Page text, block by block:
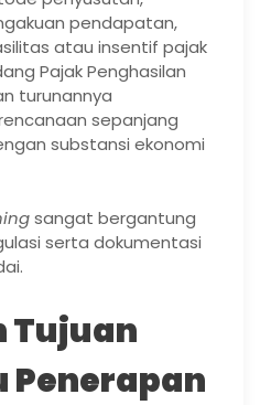
pendapatan,
atau insentif pajak
Pajak Penghasilan
turunannya
sepanjang
substansi ekonomi
sangat bergantung
serta dokumentasi
Tujuan
Penerapan